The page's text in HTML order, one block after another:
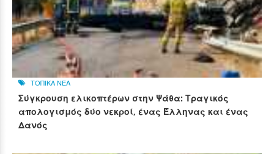
ΤΟΠΙΚΑ ΝΕΑ
Σύγκρουση ελικοπτέρων στην Ψάθα: Τραγικός
απολογισμός δύο νεκροί, ένας Έλληνας και ένας
Δανός